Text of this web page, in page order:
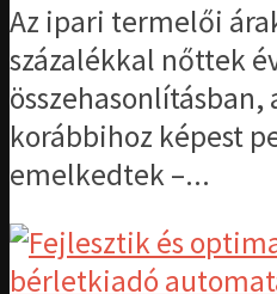
Az ipari termelői
százalékkal nőttek
összehasonlításban,
korábbihoz képest
emelkedtek –...